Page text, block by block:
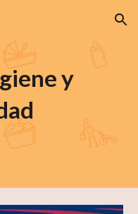
Skip to navigation
y